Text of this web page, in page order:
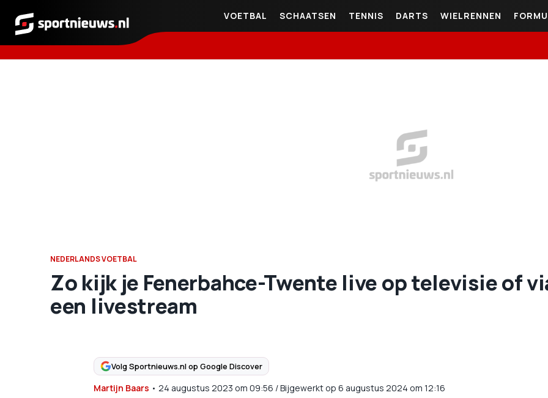
Sportnieuws.nl
VOETBAL SCHAATSEN TENNIS DARTS WIELRENNEN
NEDERLANDS VOETBAL
Zo kijk je Fenerbahce-Twente live op televisie of
een livestream
Volg Sportnieuws.nl op Google Discover
Martijn Baars • 24 augustus 2023 om 09:56 /Bijgewerkt op 6 augustus 2024 om 12:16